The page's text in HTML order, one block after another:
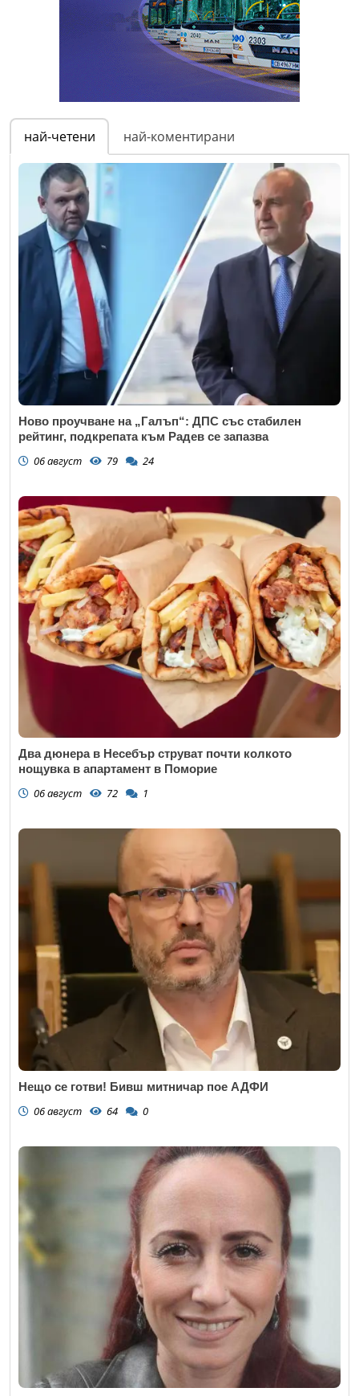
най-четени най-коментирани
Ново проучване на „Галъп“: ДПС със стабилен
рейтинг, подкрепата към Радев се запазва
06 август 79 24
Два дюнера в Несебър струват почти колкото
нощувка в апартамент в Поморие
06 август 72 1
Нещо се готви! Бивш митничар пое АДФИ
06 август 64 0